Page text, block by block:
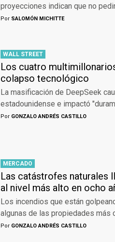
proyecciones indican que no
Por SALOMÓN MICHITTE
WALL STREET
Los cuatro
colapso tecnológico
La masificación de DeepSeek
estadounidense e impactó
Por GONZALO ANDRÉS CASTILLO
MERCADO
Las catástrofes naturales
al nivel más alto en ocho
Los incendios que están
algunas de las propiedades más
Por GONZALO ANDRÉS CASTILLO